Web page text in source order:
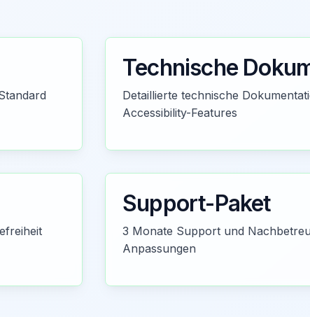
Technische
Detaillierte technische
Accessibility-Features
Support-Paket
3 Monate Support und
Anpassungen